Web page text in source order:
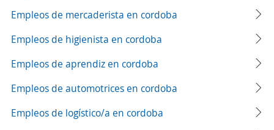
Empleos de mercaderista en cordoba
Empleos de higienista en cordoba
Empleos de aprendiz en cordoba
Empleos de automotrices en cordoba
Empleos de logístico/a en cordoba